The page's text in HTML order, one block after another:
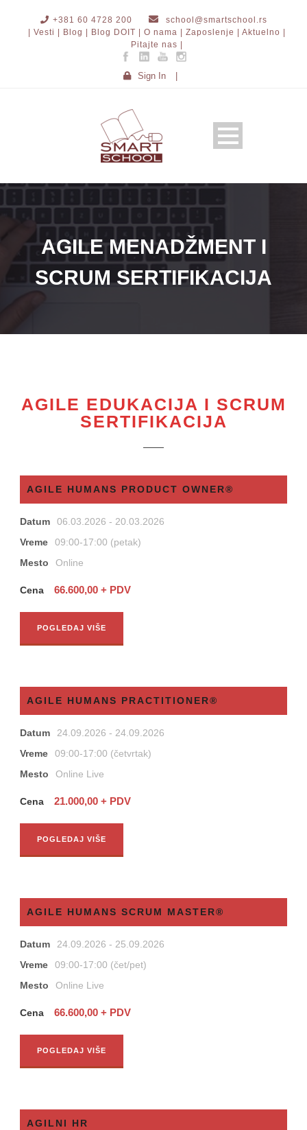
+381 60 4728 200
school@smartschool.rs
| Vesti |
Blog | Blog DOIT | O nama | Zaposlenje |
Aktuelno |
Pitajte nas |
Sign In
AGILE MENADŽMENT I
SCRUM SERTIFIKACIJA
AGILE EDUKACIJA I SCRUM
SERTIFIKACIJA
AGILE HUMANS PRODUCT OWNER®
Datum
06.03.2026 - 20.03.2026
Vreme
09:00-17:00 (petak)
Mesto
Online
Cena 66.600,00 + PDV
POGLEDAJ VIŠE
AGILE HUMANS PRACTITIONER®
Datum
24.09.2026 - 24.09.2026
Vreme
09:00-17:00 (četvrtak)
Mesto
Online Live
Cena 21.000,00 + PDV
POGLEDAJ VIŠE
AGILE HUMANS SCRUM MASTER®
Datum
24.09.2026 - 25.09.2026
Vreme
09:00-17:00 (čet/pet)
Mesto
Online Live
Cena 66.600,00 + PDV
POGLEDAJ VIŠE
AGILNI HR